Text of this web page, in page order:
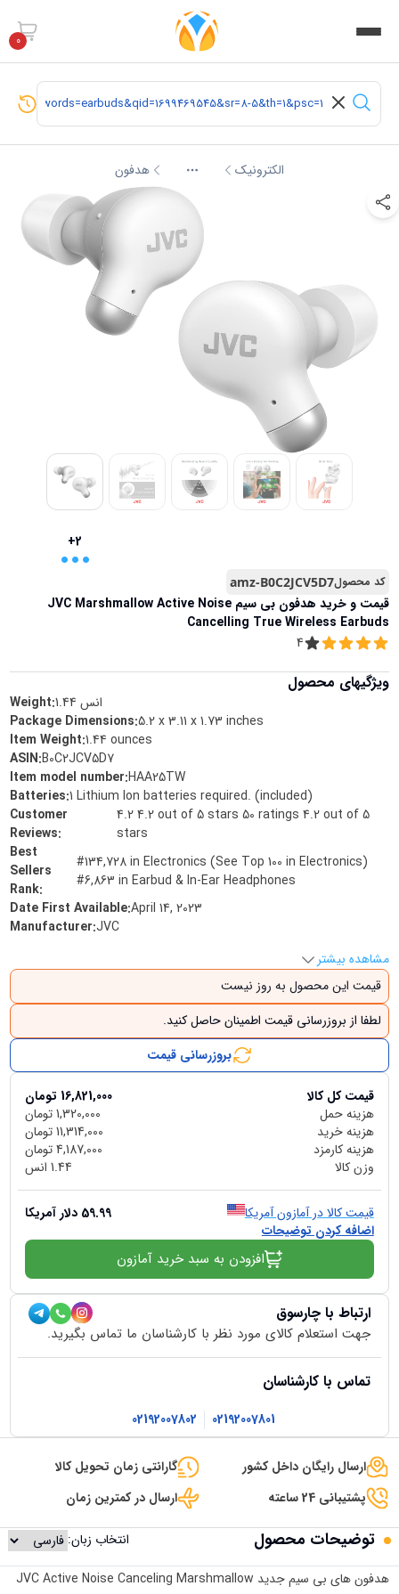
0
الکترونیک More هدفون
+2
...
کد محصولamz-B0C2JCV5D7
قیمت و خرید
هدفون بی سیم JVC Marshmallow Active Noise
Cancelling True Wireless Earbuds
4
ویژگیهای محصول
Weight:1.44 انس
Package Dimensions:5.2 x 3.11 x 1.73 inches
Item Weight:1.44 ounces
ASIN:B0C2JCV5D7
Item model number:HAA25TW
Batteries:1 Lithium Ion batteries required. (included)
Customer
Reviews:
4.2 4.2 out of 5 stars 50 ratings 4.2 out of 5
stars
Best
Sellers
Rank:
#134,728 in Electronics (See Top 100 in Electronics)
#6,863 in Earbud & In-Ear Headphones
Date First Available:April 14, 2023
Manufacturer:JVC
مشاهده بیشتر
قیمت این محصول به روز نیست
لطفا از بروزرسانی قیمت اطمینان حاصل کنید.
بروزرسانی قیمت
قیمت کل کالا 16,821,000 تومان
هزینه حمل
1,320,000تومان
هزینه خرید
11,314,000تومان
هزینه کارمزد
4,187,000تومان
وزن کالا
1.44 انس
قیمت کالا در آمازون آمریکا 59.99 دلار آمریکا
اضافه کردن توضیحات
افزودن به سبد خرید آمازون
ارتباط با چارسوق
جهت استعلام کالای مورد نظر با کارشناسان ما تماس بگیرید.
تماس با کارشناسان
02192007801
02192007802
ارسال رایگان داخل کشور
گارانتی زمان تحویل کالا
پشتیبانی 24 ساعته
ارسال در کمترین زمان
توضیحات محصول
انتخاب زبان:
هدفون های بی سیم جدید JVC Active Noise Canceling Marshmallow